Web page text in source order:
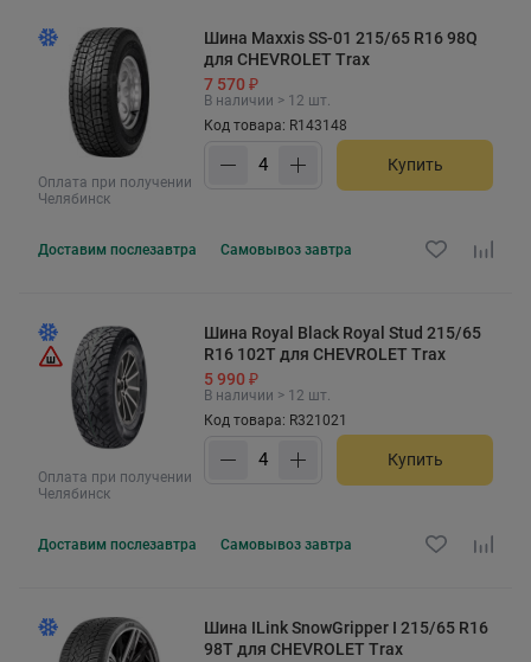
Оплата при получении
Челябинск
Шина Maxxis SS-01 215/65 R16 98Q
для CHEVROLET Trax
7 570 ₽
В наличии > 12 шт.
Код товара: R143148
Купить
Доставим послезавтра Самовывоз завтра
Оплата при получении
Челябинск
Шина Royal Black Royal Stud 215/65
R16 102T для CHEVROLET Trax
5 990 ₽
В наличии > 12 шт.
Код товара: R321021
Купить
Доставим послезавтра Самовывоз завтра
Шина ILink SnowGripper I 215/65 R16
98T для CHEVROLET Trax